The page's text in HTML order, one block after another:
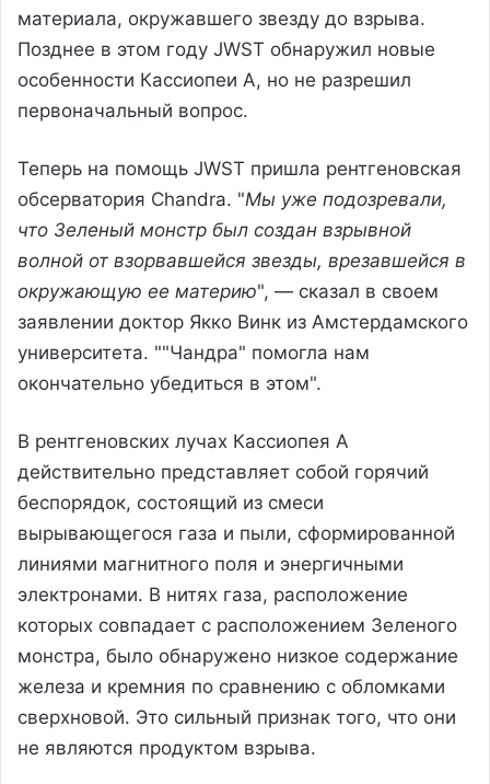
материала, окружавшего звезду до взрыва.
Позднее в этом году JWST обнаружил новые
особенности Кассиопеи А, но не разрешил
первоначальный вопрос.
Теперь на помощь JWST пришла рентгеновская
обсерватория Chandra. "Мы уже подозревали,
что Зеленый монстр был создан взрывной
волной от взорвавшейся звезды, врезавшейся в
окружающую ее материю", — сказал в своем
заявлении доктор Якко Винк из Амстердамского
университета. ""Чандра" помогла нам
окончательно убедиться в этом".
В рентгеновских лучах Кассиопея А
действительно представляет собой горячий
беспорядок, состоящий из смеси
вырывающегося газа и пыли, сформированной
линиями магнитного поля и энергичными
электронами. В нитях газа, расположение
которых совпадает с расположением Зеленого
монстра, было обнаружено низкое содержание
железа и кремния по сравнению с обломками
сверхновой. Это сильный признак того, что они
не являются продуктом взрыва.